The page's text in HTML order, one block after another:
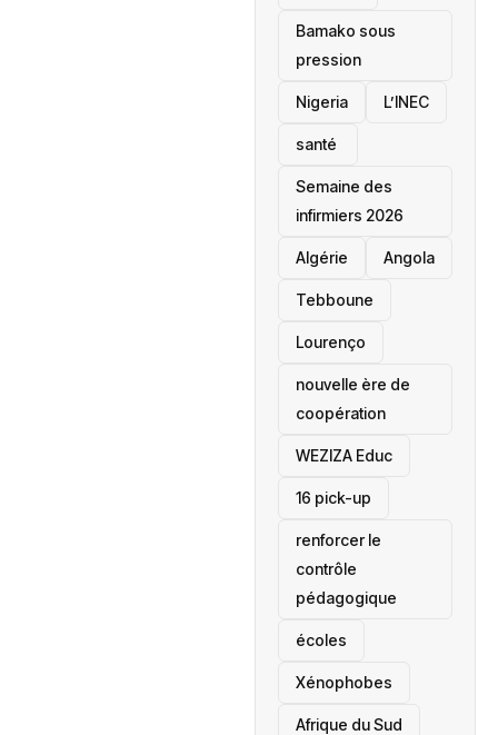
Bamako sous
pression
‎Nigeria L’INEC
santé ‎
Semaine des
infirmiers 2026
‎Algérie Angola
Tebboune
Lourenço
nouvelle ère de
coopération
‎WEZIZA Educ
16 pick-up
renforcer le
contrôle
pédagogique
écoles
‎Xénophobes
Afrique du Sud